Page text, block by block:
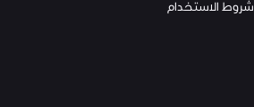
شروط الاستخدام